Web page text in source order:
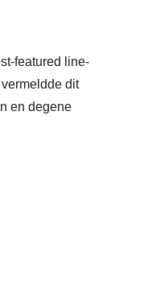
featured line-
dit
en degene